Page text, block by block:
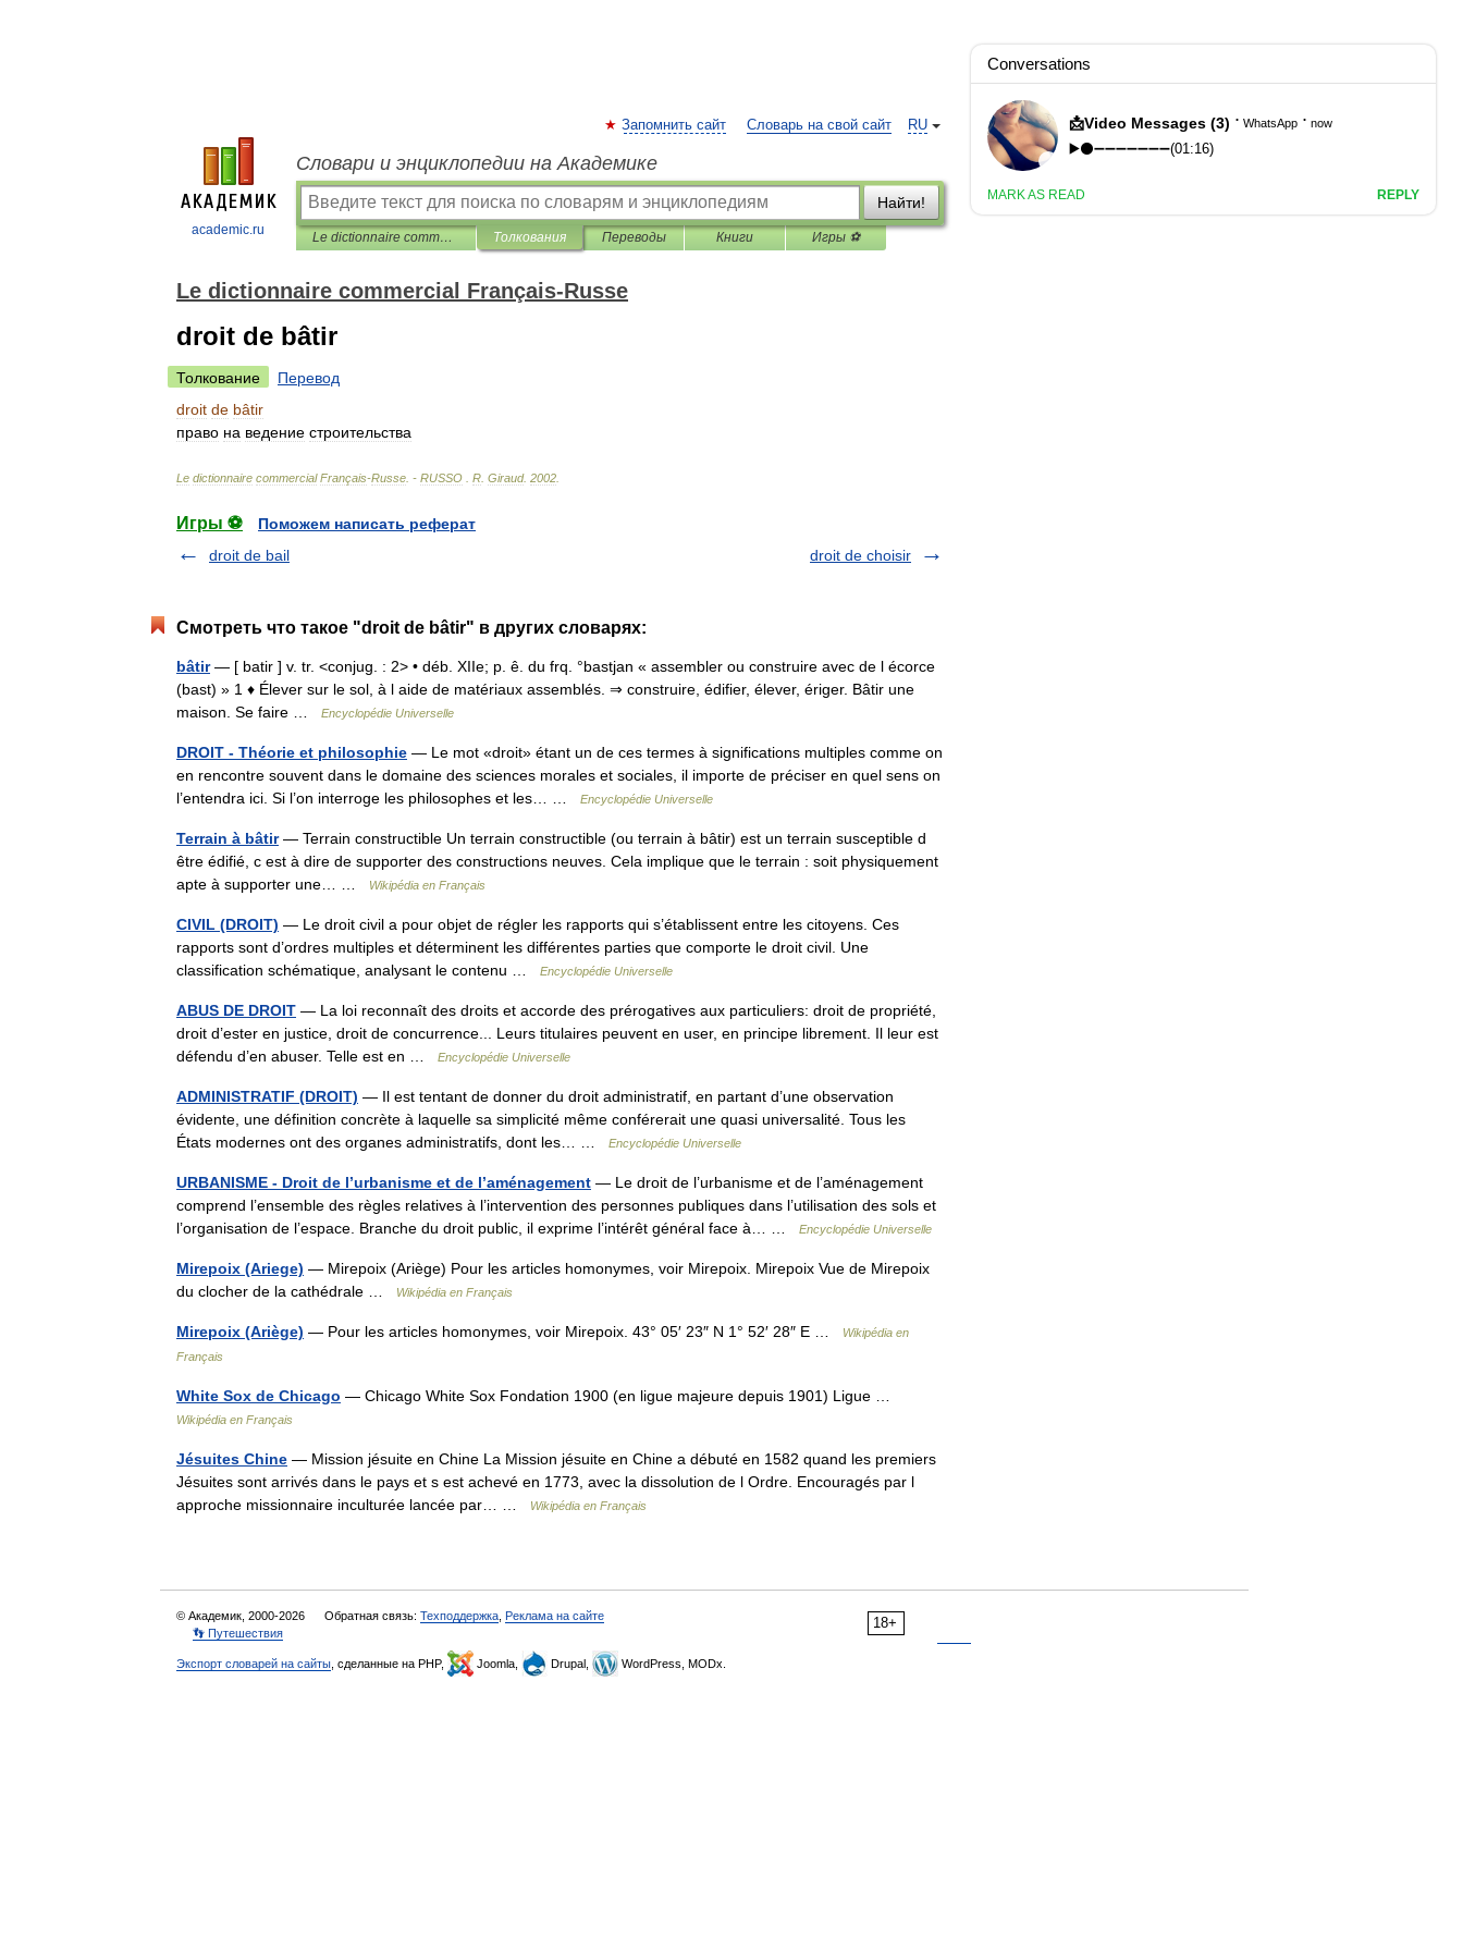
academic.ru
RU
Запомнить сайт Словарь на свой сайт
Словари и энциклопедии на Академике
Найти!
Le dictionnaire commercial Français-Russe Толкования Переводы Книги Игры ⚽
Le dictionnaire commercial Français-Russe
droit de bâtir
Толкование
Перевод
droit de bâtir
право на ведение строительства
Le dictionnaire commercial Français-Russe . - RUSSO R Giraud. 2002
Игры ⚽
Поможем написать реферат
droit de bail
droit de choisir
Смотреть что такое "droit de bâtir" в других словарях:
bâtir— [ batir ] v. tr. <conjug. : 2> • déb. XIIe; p. ê. du frq. °bastjan « assembler ou construire avec de l écorce
(bast) » 1 ♦ Élever sur le sol, à l aide de matériaux assemblés. ⇒ construire, édifier, élever, ériger. Bâtir une
maison. Se faire …
Encyclopédie Universelle
DROIT - Théorie et philosophie — Le mot «droit» étant un de ces termes à significations multiples comme on
en rencontre souvent dans le domaine des sciences morales et sociales, il importe de préciser en quel sens on
l’entendra ici. Si l’on interroge les philosophes et les… …
Encyclopédie Universelle
Terrain à bâtir— Terrain constructible Un terrain constructible (ou terrain à bâtir) est un terrain susceptible d
être édifié, c est à dire de supporter des constructions neuves. Cela implique que le terrain : soit physiquement
apte à supporter une… …
Wikipédia en Français
CIVIL (DROIT) — Le droit civil a pour objet de régler les rapports qui s’établissent entre les citoyens. Ces
rapports sont d’ordres multiples et déterminent les différentes parties que comporte le droit civil. Une
classification schématique, analysant le contenu …
Encyclopédie Universelle
ABUS DE DROIT — La loi reconnaît des droits et accorde des prérogatives aux particuliers: droit de propriété,
droit d’ester en justice, droit de concurrence... Leurs titulaires peuvent en user, en principe librement. Il leur est
défendu d’en abuser. Telle est en …
Encyclopédie Universelle
ADMINISTRATIF (DROIT) — Il est tentant de donner du droit administratif, en partant d’une observation
évidente, une définition concrète à laquelle sa simplicité même conférerait une quasi universalité. Tous les
États modernes ont des organes administratifs, dont les… …
Encyclopédie Universelle
URBANISME - Droit de l’urbanisme et de l’aménagement — Le droit de l’urbanisme et de l’aménagement
comprend l’ensemble des règles relatives à l’intervention des personnes publiques dans l’utilisation des sols et
l’organisation de l’espace. Branche du droit public, il exprime l’intérêt général face à… …
Encyclopédie Universelle
Mirepoix (Ariege) — Mirepoix (Ariège) Pour les articles homonymes, voir Mirepoix. Mirepoix Vue de Mirepoix
du clocher de la cathédrale …
Wikipédia en Français
Mirepoix (Ariège) — Pour les articles homonymes, voir Mirepoix. 43° 05′ 23″ N 1° 52′ 28″ E …
Wikipédia en
Français
White Sox de Chicago — Chicago White Sox Fondation 1900 (en ligue majeure depuis 1901) Ligue …
Wikipédia en Français
Jésuites Chine — Mission jésuite en Chine La Mission jésuite en Chine a débuté en 1582 quand les premiers
Jésuites sont arrivés dans le pays et s est achevé en 1773, avec la dissolution de l Ordre. Encouragés par l
approche missionnaire inculturée lancée par… …
Wikipédia en Français
18+
© Академик, 2000-2026 Обратная связь: Техподдержка Реклама на сайте
👣 Путешествия
Экспорт словарей на сайты , сделанные на PHP, Joomla, Drupal, WordPress, MODx.